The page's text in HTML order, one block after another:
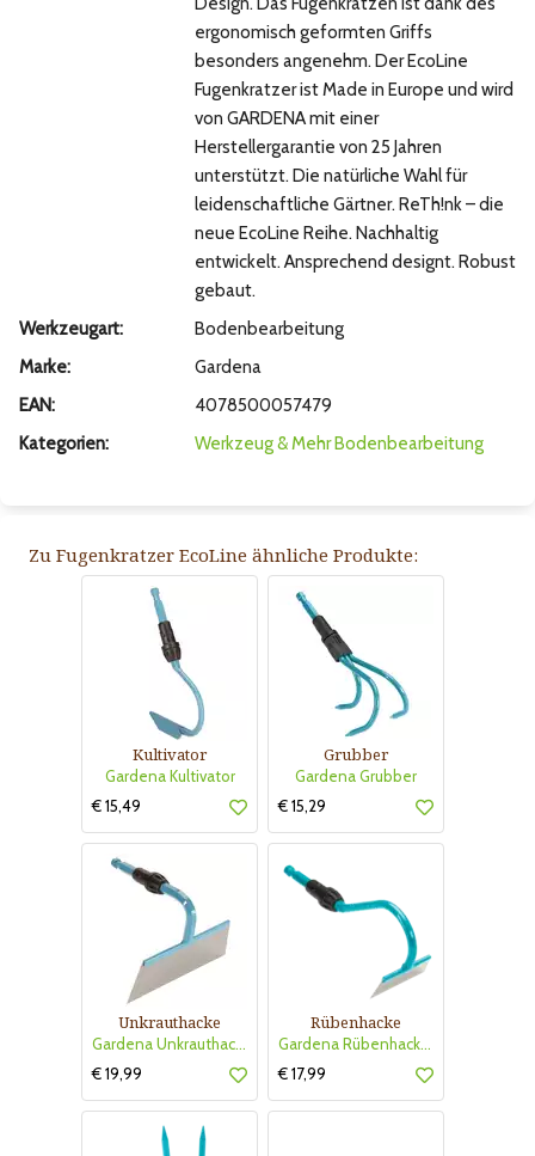
ergonomisch geformten Griffs
besonders angenehm. Der EcoLine
Fugenkratzer ist Made in Europe und wird
von GARDENA mit einer
Herstellergarantie von 25 Jahren
unterstützt. Die natürliche Wahl für
leidenschaftliche Gärtner. ReTh!nk – die
neue EcoLine Reihe. Nachhaltig
entwickelt. Ansprechend designt. Robust
gebaut.
Werkzeugart:
Bodenbearbeitung
Marke:
Gardena
EAN:
4078500057479
Kategorien:
Werkzeug & Mehr Bodenbearbeitung
Zu Fugenkratzer EcoLine ähnliche Produkte:
Kultivator
Gardena Kultivator
€ 15,49
Grubber
Gardena Grubber
€ 15,29
Unkrauthacke
Gardena Unkrauthacke 16cm
€ 19,99
Rübenhacke
Gardena Rübenhacke 8cm
€ 17,99